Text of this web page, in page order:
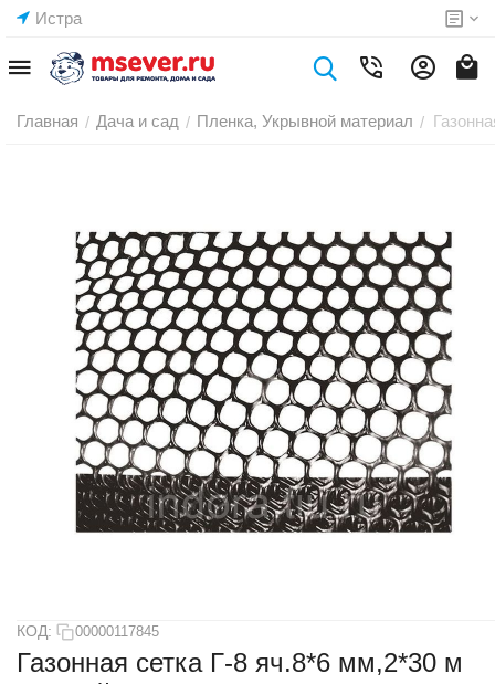
Истра
Главная / Дача и сад / Пленка, Укрывной материал /
КОД: 00000117845
Газонная сетка Г-8 яч.8*6 мм,2*30 м